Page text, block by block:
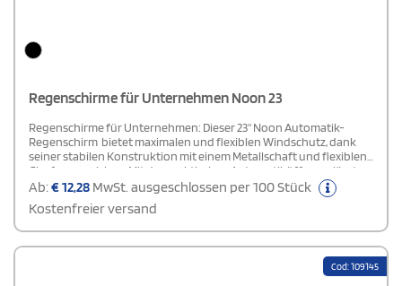
Regenschirme für Unternehmen Noon 23
Regenschirme für Unternehmen: Dieser 23" Noon Automatik-
Regenschirm bietet maximalen und flexiblen Windschutz, dank
seiner stabilen Konstruktion mit einem Metallschaft und flexiblen
Glasfaserspeichen. Mit der praktischen Automatiköffnung lässt
sich der Schirm schnell und einfach entfalten. Der weiche
Gummigriff sorgt für einen sicheren und komfortablen Halt, selbst
bei starkem Wind. Der Schirm wird inklusive einer Hülle geliefert,
die zusätzlichen Schutz und eine bequeme Aufbewahrung bietet.
Ab:€12,28 MwSt. ausgeschlossen per 100 Stück
Kostenfreier versand
Cod: 109145